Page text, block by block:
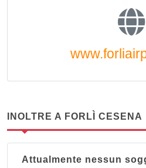
INOLTRE A FORLÌ CESENA
Attualmente nessun